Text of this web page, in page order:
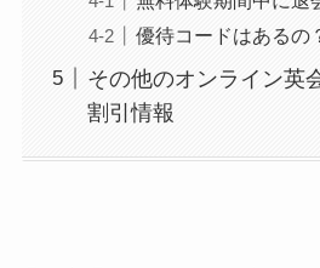
優待コードはあるの
その他のオンライン英
割引情報